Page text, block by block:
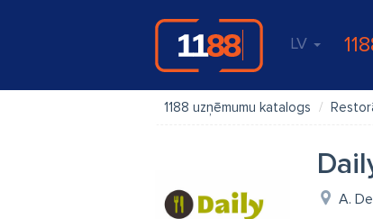
LV
1188 uzņēmumu katalogs
A.